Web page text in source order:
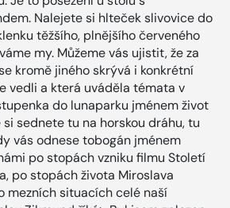
Nalejete si hlteček slivovice do
těžšího, plnějšího červeného
my. Můžeme vás ujistit, že za
kromě jiného skrývá i konkrétní
vedli a která uváděla témata v
do lunaparku jménem život
sednete tu na horskou dráhu, tu
vás odnese tobogán jménem
po stopách vzniku filmu Století
po stopách života Miroslava
mezních situacích celé naší